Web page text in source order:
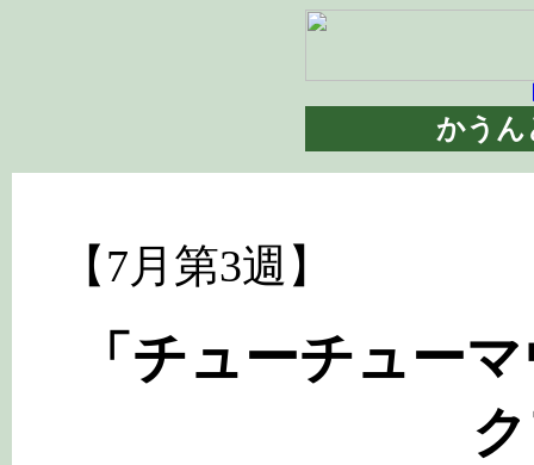
かうん
【7月第3週】
「チューチュー